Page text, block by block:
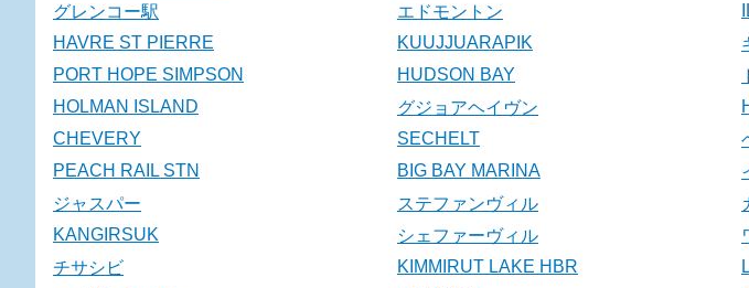
グレンコー駅
エドモントン
HAVRE ST PIERRE
KUUJJUARAPIK
PORT HOPE SIMPSON
HUDSON BAY
HOLMAN ISLAND
グジョアヘイヴン
CHEVERY
SECHELT
PEACH RAIL STN
BIG BAY MARINA
ジャスパー
ステファンヴィル
KANGIRSUK
シェファーヴィル
チサシビ
KIMMIRUT LAKE HBR